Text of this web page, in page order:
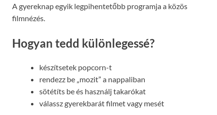
A gyereknap egyik legpihentetőbb programja a közös
filmnézés.
Hogyan tedd különlegessé?
készítsetek popcorn-t
rendezz be „mozit” a nappaliban
sötétíts be és használj takarókat
válassz gyerekbarát filmet vagy mesét